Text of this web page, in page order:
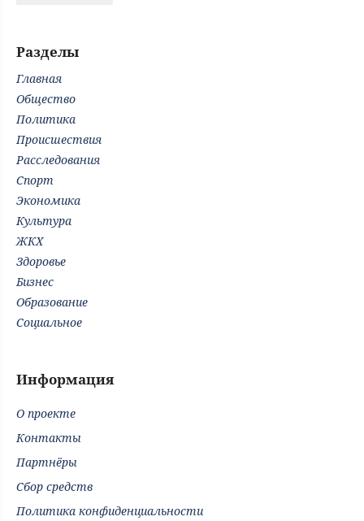
Разделы
Главная
Общество
Политика
Происшествия
Расследования
Спорт
Экономика
Культура
ЖКХ
Здоровье
Бизнес
Образование
Социальное
Информация
О проекте
Контакты
Партнёры
Сбор средств
Политика конфиденциальности